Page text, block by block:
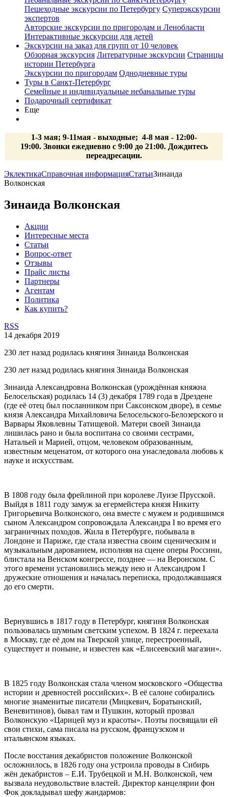
Пешеходные экскурсии по Петербургу Суперэкскурсии
экспертов
Авторские экскурсии по пригородам и Ленобласти
Интерактивные экскурсии для детей
Экскурсии на заказ для групп от 10 человек
Обзорная экскурсия Литературные экскурсии Страницы
истории Петербурга
Экскурсии по пригородам Однодневные туры
Туры в Санкт-Петербург
Семейные и индивидуальные небанальные туры
Подарочный сертификат
Еще
1-3 мая; 9-11мая - выходные; 4-8 мая - 12:00-
19:00. Звонки ежедневно с 9:00 до 21:00. Дождитесь
переадресации.
ЭклектикаСправочная информацияСтатьиЗинаида
Волконская
Зинаида Волконская
Акции
Интересные места
Статьи
Вопрос-ответ
Отзывы
Прайс листы
Партнеры
Агентам
Политика
Как купить?
RSS
14 декабря 2019
230 лет назад родилась княгиня Зинаида Волконская
230 лет назад родилась княгиня Зинаида Волконская
Зинаида Александровна Волконская (урождённая княжна
Белосельская) родилась 14 (3) декабря 1789 года в Дрездене
(где её отец был посланником при Саксонском дворе), в семье
князя Александра Михайловича Белосельского-Белозерского и
Варвары Яковлевны Татищевой. Матери своей Зинаида
лишилась рано и была воспитана со своими сестрами,
Натальей и Марией, отцом, человеком образованным,
известным меценатом, от которого она унаследовала любовь к
науке и искусствам.
В 1808 году была фрейлиной при королеве Луизе Прусской.
Выйдя в 1811 году замуж за егермейстера князя Никиту
Григорьевича Волконского, она вместе с мужем и родившимся
сыном Александром сопровождала Александра I во время его
заграничных походов. Жила в Петербурге, побывала в
Лондоне и Париже, где стала известна своим сценическим и
музыкальным дарованием, исполняя на сцене оперы Россини,
блистала на Венском конгрессе, позднее — на Веронском. С
этого времени установились между нею и Александром I
дружеские отношения и началась переписка, продолжавшаяся
до его смерти.
Вернувшись в 1817 году в Петербург, княгиня Волконская
пользовалась шумным светским успехом. В 1824 г. переехала
в Москву, где её дом на Тверской улице, перестроенный,
существует и поныне, и известен как «Елисеевский магазин».
В 1825 году Волконская стала членом московского «Общества
истории и древностей российских». В её салоне собирались
многие знаменитые писатели (Мицкевич, Боратынский,
Веневитинов), бывал там и Пушкин, который прозвал
Волконскую «Царицей муз и красоты». Поэты посвящали ей
свои стихи, сама писала на русском, французском и
итальянском языках.
После восстания декабристов положение Волконской
осложнилось, в 1826 году она устроила проводы в Сибирь
жён декабристов – Е.И. Трубецкой и М.Н. Волконской, чем
вызвала неудовольствие властей. Директор канцелярии фон
Фок докладывал шефу жандармов: